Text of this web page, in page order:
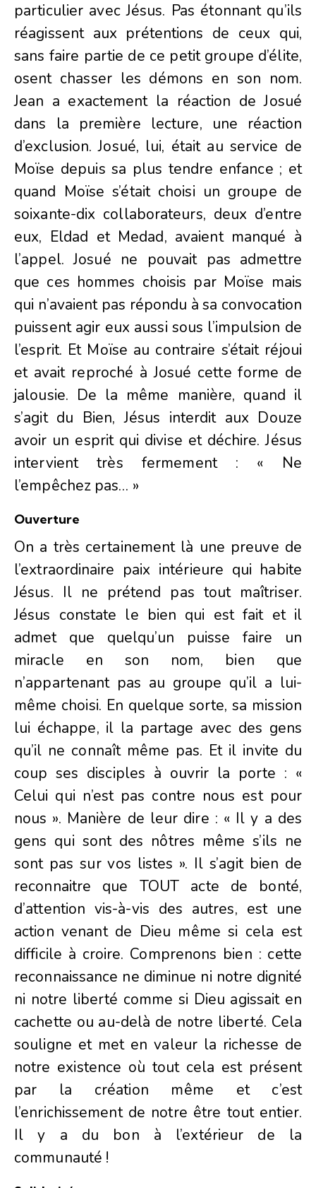
particulier avec Jésus. Pas étonnant qu’ils
réagissent aux prétentions de ceux qui,
sans faire partie de ce petit groupe d’élite,
osent chasser les démons en son nom.
Jean a exactement la réaction de Josué
dans la première lecture, une réaction
d’exclusion. Josué, lui, était au service de
Moïse depuis sa plus tendre enfance ; et
quand Moïse s’était choisi un groupe de
soixante-dix collaborateurs, deux d’entre
eux, Eldad et Medad, avaient manqué à
l’appel. Josué ne pouvait pas admettre
que ces hommes choisis par Moïse mais
qui n’avaient pas répondu à sa convocation
puissent agir eux aussi sous l’impulsion de
l’esprit. Et Moïse au contraire s’était réjoui
et avait reproché à Josué cette forme de
jalousie. De la même manière, quand il
s’agit du Bien, Jésus interdit aux Douze
avoir un esprit qui divise et déchire. Jésus
intervient très fermement : « Ne
l’empêchez pas… »
Ouverture
On a très certainement là une preuve de
l’extraordinaire paix intérieure qui habite
Jésus. Il ne prétend pas tout maîtriser.
Jésus constate le bien qui est fait et il
admet que quelqu’un puisse faire un
miracle en son nom, bien que
n’appartenant pas au groupe qu’il a lui-
même choisi. En quelque sorte, sa mission
lui échappe, il la partage avec des gens
qu’il ne connaît même pas. Et il invite du
coup ses disciples à ouvrir la porte : «
Celui qui n’est pas contre nous est pour
nous ». Manière de leur dire : « Il y a des
gens qui sont des nôtres même s’ils ne
sont pas sur vos listes ». Il s’agit bien de
reconnaitre que TOUT acte de bonté,
d’attention vis-à-vis des autres, est une
action venant de Dieu même si cela est
difficile à croire. Comprenons bien : cette
reconnaissance ne diminue ni notre dignité
ni notre liberté comme si Dieu agissait en
cachette ou au-delà de notre liberté. Cela
souligne et met en valeur la richesse de
notre existence où tout cela est présent
par la création même et c’est
l’enrichissement de notre être tout entier.
Il y a du bon à l’extérieur de la
communauté !